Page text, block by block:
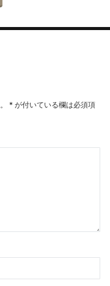
* が付いている欄は必須項